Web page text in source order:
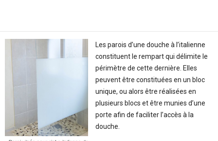
Les parois d’une douche à l’italienne
constituent le rempart qui délimite le
périmètre de cette dernière. Elles
peuvent être constituées en un bloc
unique, ou alors être réalisées en
plusieurs blocs et être munies d’une
porte afin de faciliter l’accès à la
douche.